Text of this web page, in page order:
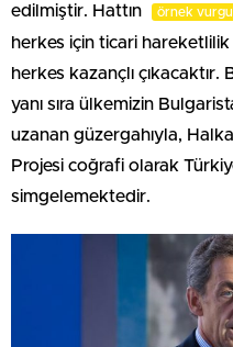
edilmiştir. Hattın
örnek
herkes için ticari
herkes kazançlı
yanı sıra ülkemizin
uzanan güzergahıyla,
Projesi coğrafi olarak
simgelemektedir.